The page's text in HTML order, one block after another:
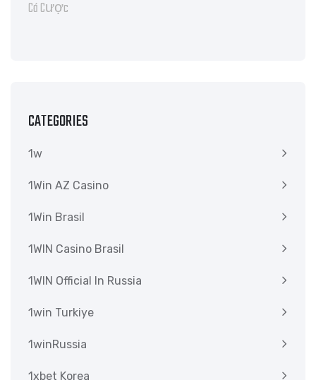
CATEGORIES
1w
1Win AZ Casino
1Win Brasil
1WIN Casino Brasil
1WIN Official In Russia
1win Turkiye
1winRussia
1xbet Korea